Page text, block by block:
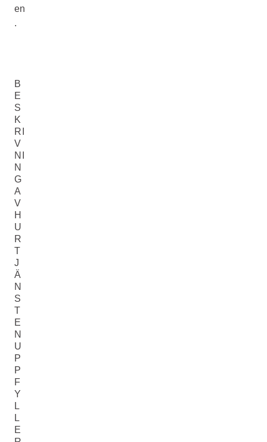
en
.
B
E
S
K
RI
V
NI
N
G
A
V
H
U
R
T
J
Ä
N
S
T
E
N
U
P
P
F
Y
L
L
E